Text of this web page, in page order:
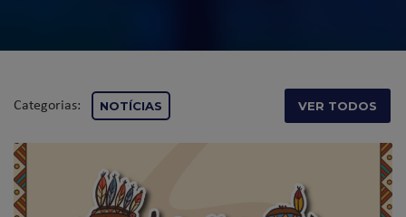
Categorias: NOTÍCIAS VER TODOS